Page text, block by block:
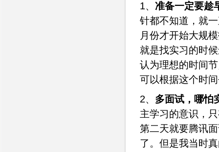
1、 准备一定要趁
针都不知道，就
月份才开始大规
就是找实习的时
认为理想的时间
可以根据这个时
2、 多面试，哪怕
主学习的意识，
第二天就要腾讯
了。但是我当时